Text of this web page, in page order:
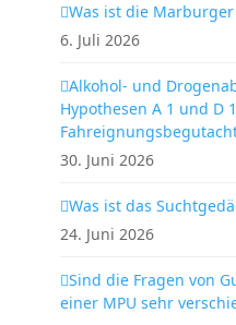
Was ist die
6. Juli 2026
Alkohol- und
Hypothesen A 1 und D
30. Juni 2026
Was ist das
24. Juni 2026
Sind die Fragen von
einer MPU sehr